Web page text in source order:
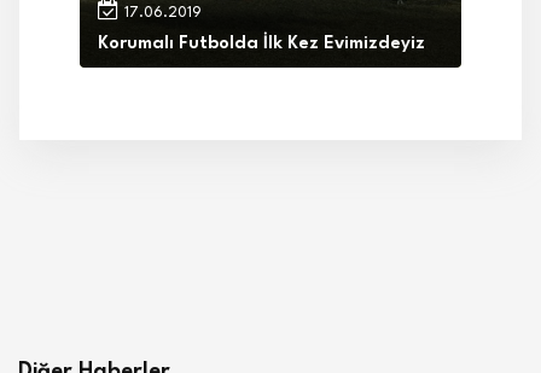
17.06.2019
Korumalı Futbolda İlk Kez Evimizdeyiz